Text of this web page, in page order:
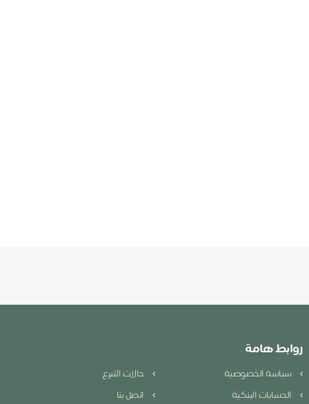
روابط هامة
سياسة الخصوصية
حالات التبرع
الحسابات البنكية
اتصل بنا